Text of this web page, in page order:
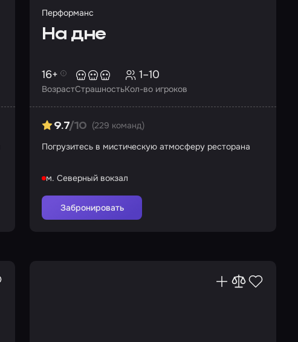
Перформанс
На дне
Возраст
16+
СтрашностьКол-во игроков
1–10
9.7/10 (229 команд)
Погрузитесь в мистическую атмосферу ресторана
м. Северный вокзал
Забронировать